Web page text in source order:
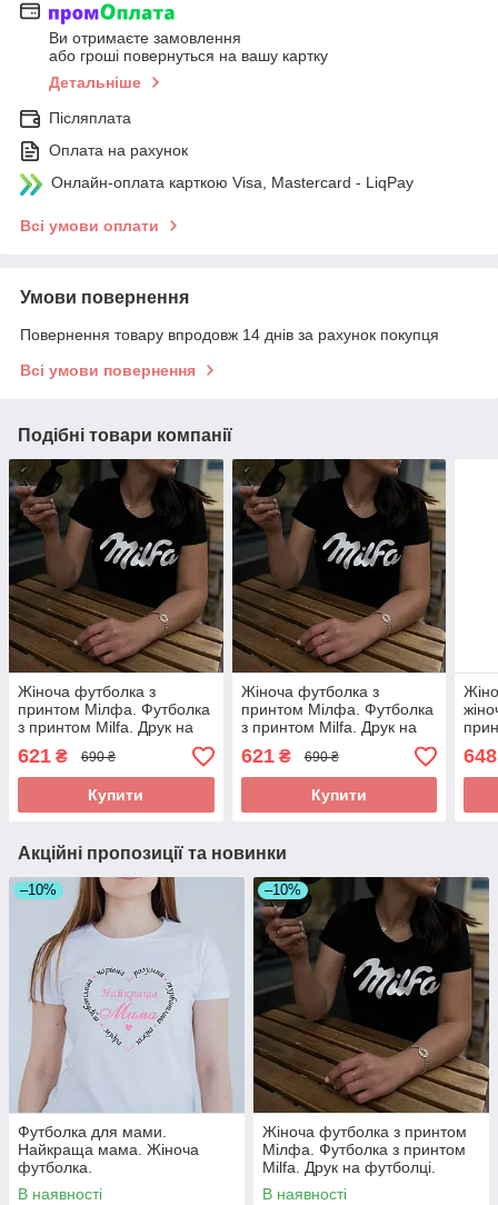
Ви отримаєте замовлення
або гроші повернуться на вашу картку
Детальніше
Післяплата
Оплата на рахунок
Онлайн-оплата карткою Visa, Mastercard - LiqPay
Всі умови оплати
Умови повернення
Повернення товару впродовж 14 днів за рахунок покупця
Всі умови повернення
Подібні товари компанії
Жіноча футболка з
принтом Мілфа. Футболка
з принтом Milfa. Друк на
футболці.
621 ₴ 690 ₴
Купити
Жіноча футболка з
принтом Мілфа. Футболка
з принтом Milfa. Друк на
футболці.
621₴ 690 ₴
Купити
648
Акційні пропозиції та новинки
–10%
Футболка для мами.
Найкраща мама. Жіноча
футболка.
В наявності
–10%
Жіноча футболка з принтом
Мілфа. Футболка з принтом
Milfa. Друк на футболці.
В наявності